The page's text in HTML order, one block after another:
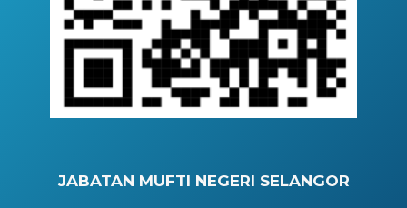
JABATAN MUFTI NEGERI SELANGOR